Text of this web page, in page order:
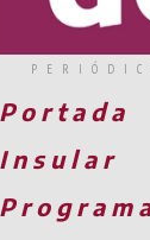
Portada
Insular